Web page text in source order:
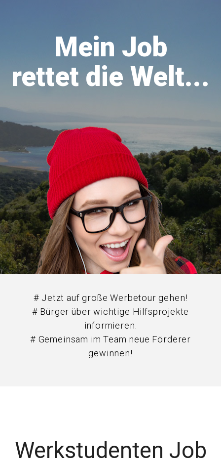
Mein Job
rettet die Welt...
# Jetzt auf große Werbetour gehen!
# Bürger über wichtige Hilfsprojekte
informieren.
# Gemeinsam im Team neue Förderer
gewinnen!
Werkstudenten Job